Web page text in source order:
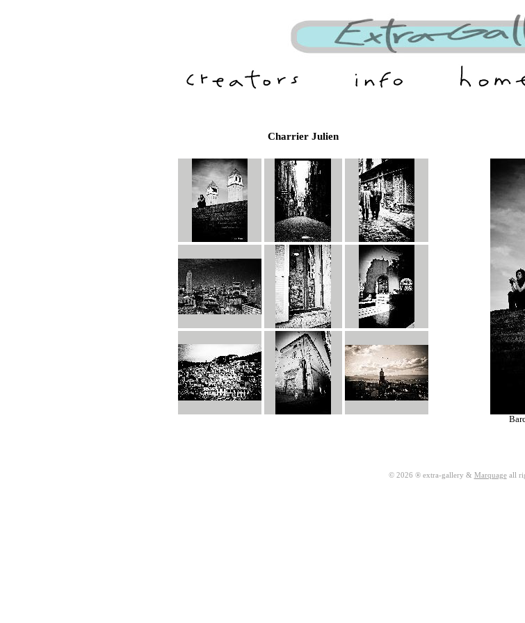
Charrier Julien
© 2026 ® extra-gallery & Marquageall